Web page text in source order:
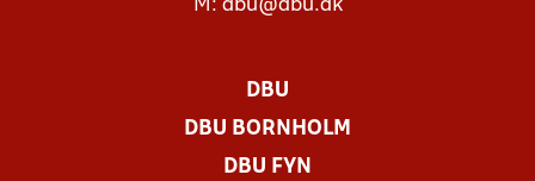
M: dbu@dbu.dk
DBU
DBU BORNHOLM
DBU FYN